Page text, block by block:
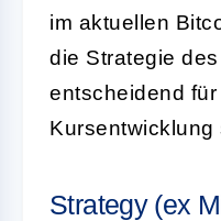
im aktuellen
die Strategie
entscheidend
Kursentwicklung
Strategy (ex